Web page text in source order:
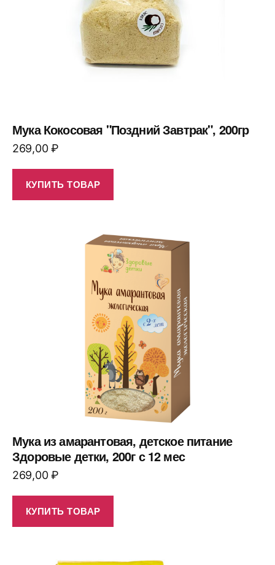
Мука Кокосовая "Поздний Завтрак", 200гр
269,00₽
КУПИТЬ ТОВАР
Мука из амарантовая, детское питание
Здоровые детки, 200г с 12 мес
269,00₽
КУПИТЬ ТОВАР